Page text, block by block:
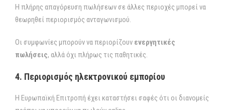
Η πλήρης απαγόρευση πωλήσεων σε άλλες περιοχές μπορεί να
θεωρηθεί περιορισμός ανταγωνισμού.
Οι συμφωνίες μπορούν να περιορίζουν ενεργητικές
πωλήσεις, αλλά όχι πλήρως τις παθητικές.
4. Περιορισμός ηλεκτρονικού εμπορίου
Η Ευρωπαϊκή Επιτροπή έχει καταστήσει σαφές ότι οι διανομείς